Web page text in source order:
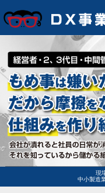
現
中小製造